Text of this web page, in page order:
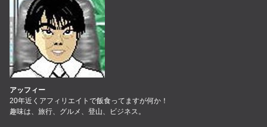
アッフィー
20年近くアフィリエイトで飯食ってますが何か！
趣味は、旅行、グルメ、登山、ビジネス。